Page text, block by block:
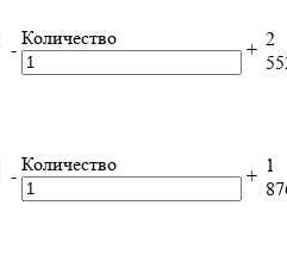
-
Количество
+ 2
-
Количество
+ 1